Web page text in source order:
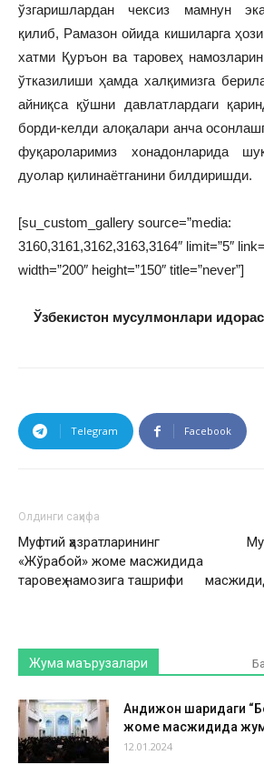
ўзгаришлардан чексиз мамнун
қилиб, Рамазон ойида кишиларга
хатми Қуръон ва таровеҳ
ўтказилиши ҳамда халқимизга
айниқса қўшни давлатлардаги
борди-келди алоқалари анча
фуқароларимиз хонадонларида
дуолар қилинаётганини билдиришди.
[su_custom_gallery source=”media:
3160,3161,3162,3163,3164″ limit=”5″
width=”200″ height=”150″ title=”never”]
Ўзбекистон мусулмонлари
Telegram Facebook
Олдинги саҳифа
Муфтий ҳазратларининг
«Жўрабой» жоме масжидида
таровеҳ намозига ташрифи
Жума маърузалари
Андижон шаҳридаги
жоме масжидида
12.01.2024